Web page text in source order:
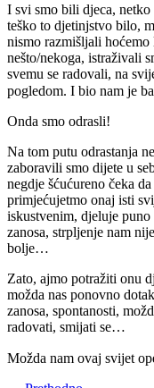
I svi smo bili djeca,
teško to djetinjstvo bilo,
nismo razmišljali
nešto/nekoga, istraživali
svemu se radovali, na
pogledom. I bio nam je
Onda smo odrasli!
Na tom putu odrastanja
zaboravili smo dijete u
negdje šćućureno čeka
primjećujetmo onaj isti
iskustvenim, djeluje
zanosa, strpljenje nam
bolje…
Zato, ajmo potražiti onu
možda nas ponovno
zanosa, spontanosti,
radovati, smijati se…
Možda nam ovaj svijet